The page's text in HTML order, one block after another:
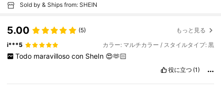
Sold by & Ships from: SHEIN
5.00 (5) もっと見る
i***5 カラー: マルチカラー / スタイルタイプ: 黒
Todo maravilloso con SheIn 😍🫶🏻
役に立つ (1)